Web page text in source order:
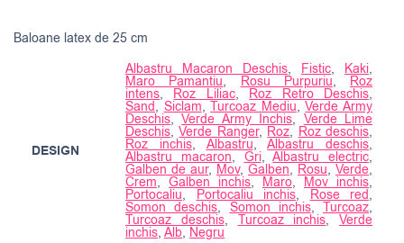
Baloane latex de 25 cm
DESIGN
Albastru Macaron Deschis, Fistic, Kaki,
Maro Pamantiu, Rosu Purpuriu, Roz
intens, Roz Liliac, Roz Retro Deschis,
Sand, Siclam,Turcoaz Mediu,Verde Army
Deschis,Verde Army Inchis, Verde Lime
Deschis,Verde Ranger, Roz, Roz deschis,
Roz inchis, Albastru,Albastru deschis,
Albastru macaron, Gri,Albastru electric,
Galben de aur, Mov, Galben, Rosu, Verde,
Crem, Galben inchis, Maro, Mov inchis,
Portocaliu, Portocaliu inchis, Rose red,
Somon deschis, Somon inchis, Turcoaz,
Turcoaz deschis, Turcoaz inchis, Verde
inchis, Alb, Negru